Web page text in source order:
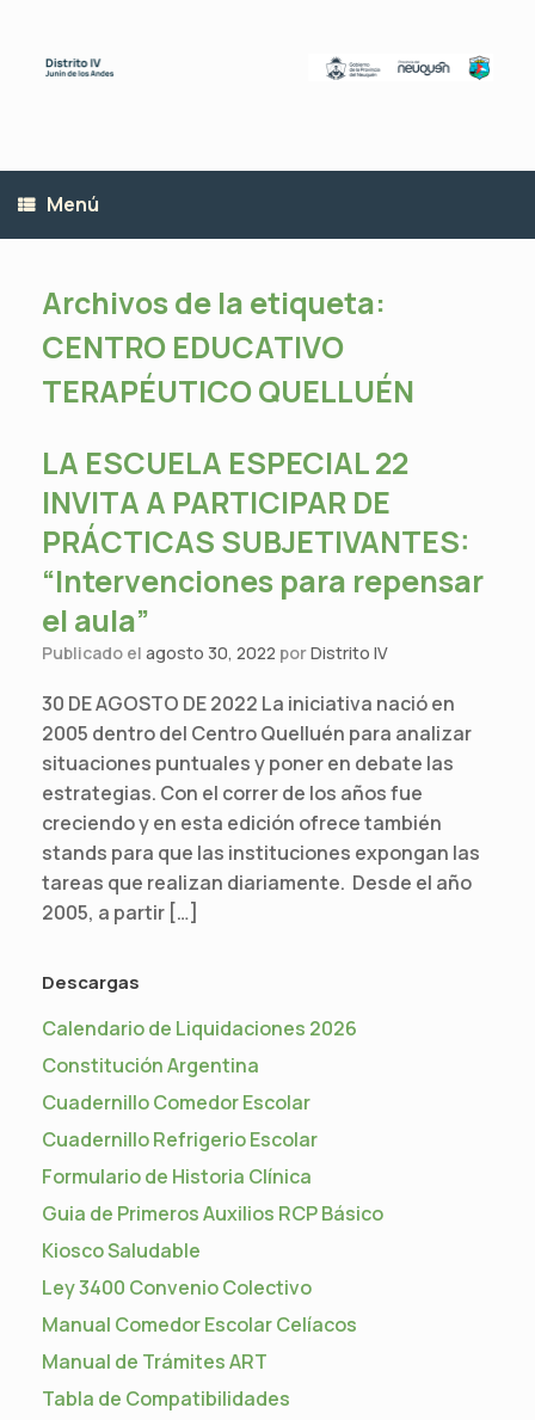
contenido
Menú
Archivos de la etiqueta:
CENTRO EDUCATIVO
TERAPÉUTICO QUELLUÉN
LA ESCUELA ESPECIAL 22
INVITA A PARTICIPAR DE
PRÁCTICAS SUBJETIVANTES:
“Intervenciones para repensar
el aula”
Publicado el agosto 30, 2022 porDistrito IV
30 DE AGOSTO DE 2022 La iniciativa nació en
2005 dentro del Centro Quelluén para analizar
situaciones puntuales y poner en debate las
estrategias. Con el correr de los años fue
creciendo y en esta edición ofrece también
stands para que las instituciones expongan las
tareas que realizan diariamente. Desde el año
2005, a partir […]
Descargas
Calendario de Liquidaciones 2026
Constitución Argentina
Cuadernillo Comedor Escolar
Cuadernillo Refrigerio Escolar
Formulario de Historia Clínica
Guia de Primeros Auxilios RCP Básico
Kiosco Saludable
Ley 3400 Convenio Colectivo
Manual Comedor Escolar Celíacos
Manual de Trámites ART
Tabla de Compatibilidades